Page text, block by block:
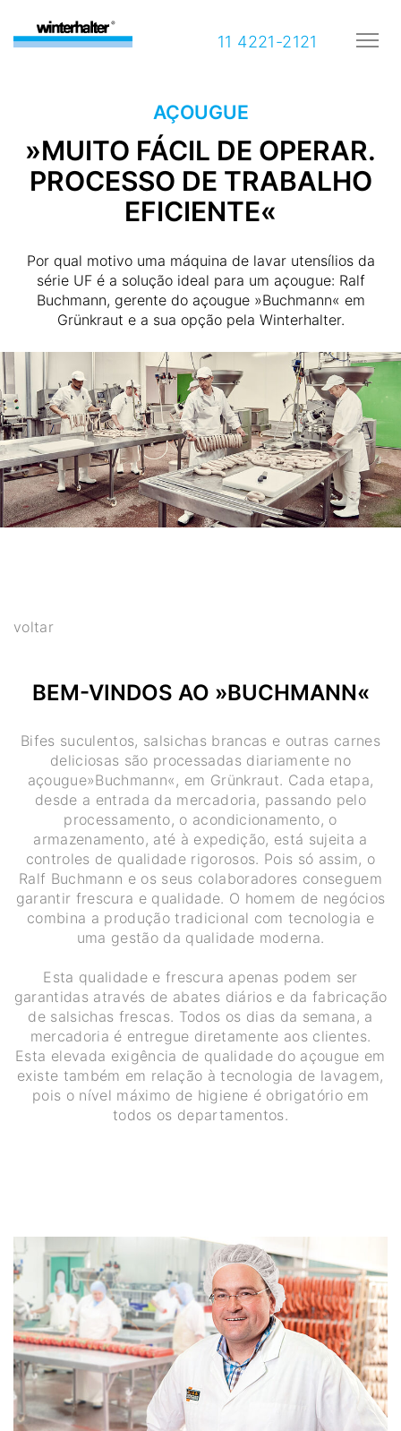
11 4221-2121
AÇOUGUE
»MUITO FÁCIL DE OPERAR.
PROCESSO DE TRABALHO
EFICIENTE«
Por qual motivo uma máquina de lavar utensílios da
série UF é a solução ideal para um açougue: Ralf
Buchmann, gerente do açougue »Buchmann« em
Grünkraut e a sua opção pela Winterhalter.
voltar
BEM-VINDOS AO »BUCHMANN«
Bifes suculentos, salsichas brancas e outras carnes
deliciosas são processadas diariamente no
açougue»Buchmann«, em Grünkraut. Cada etapa,
desde a entrada da mercadoria, passando pelo
processamento, o acondicionamento, o
armazenamento, até à expedição, está sujeita a
controles de qualidade rigorosos. Pois só assim, o
Ralf Buchmann e os seus colaboradores conseguem
garantir frescura e qualidade. O homem de negócios
combina a produção tradicional com tecnologia e
uma gestão da qualidade moderna.
Esta qualidade e frescura apenas podem ser
garantidas através de abates diários e da fabricação
de salsichas frescas. Todos os dias da semana, a
mercadoria é entregue diretamente aos clientes.
Esta elevada exigência de qualidade do açougue em
existe também em relação à tecnologia de lavagem,
pois o nível máximo de higiene é obrigatório em
todos os departamentos.